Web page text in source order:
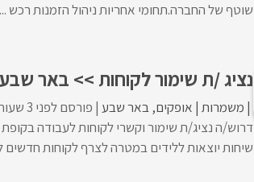
שוטף של החברה.תחומי אחריות ניהול הזמנות רכש ...
נציג /ת שימור לקוחות >> באר
משמרות אופקים באר שבע פורסם לפני 3 שעות
דרוש/ה נציג/ת שימור וקשרי לקוחות לעבודה
שיחות יוצאות ללידים במטרה לצרף לקוחות חדשים